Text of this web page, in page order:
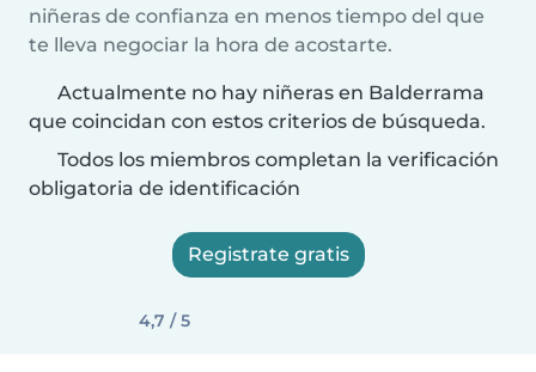
niñeras de confianza en menos tiempo del que
te lleva negociar la hora de acostarte.
Actualmente no hay niñeras en Balderrama
que coincidan con estos criterios de búsqueda.
Todos los miembros completan la verificación
obligatoria de identificación
Registrate gratis
4,7 / 5